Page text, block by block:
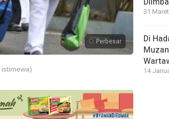
Perbesar
31
Di
14